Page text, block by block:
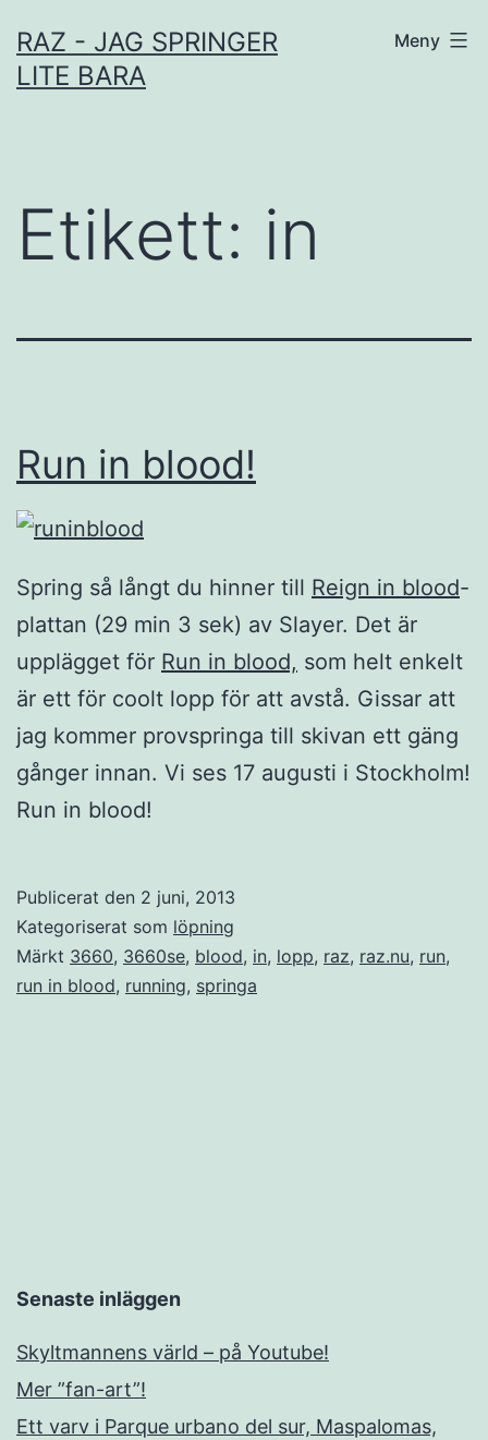
till
innehåll
RAZ - JAG SPRINGER
LITE BARA
Meny
Etikett: in
Run in blood!
Spring så långt du hinner till Reign in blood-
plattan (29 min 3 sek) av Slayer. Det är
upplägget för Run in blood, som helt enkelt
är ett för coolt lopp för att avstå. Gissar att
jag kommer provspringa till skivan ett gäng
gånger innan. Vi ses 17 augusti i Stockholm!
Run in blood!
Publicerat den 2 juni, 2013
Kategoriserat som löpning
Märkt 3660, 3660se, blood, in, lopp, raz, raz.nu, run,
run in blood, running, springa
Senaste inläggen
Skyltmannens värld – på Youtube!
Mer ”fan-art”!
Ett varv i Parque urbano del sur, Maspalomas,